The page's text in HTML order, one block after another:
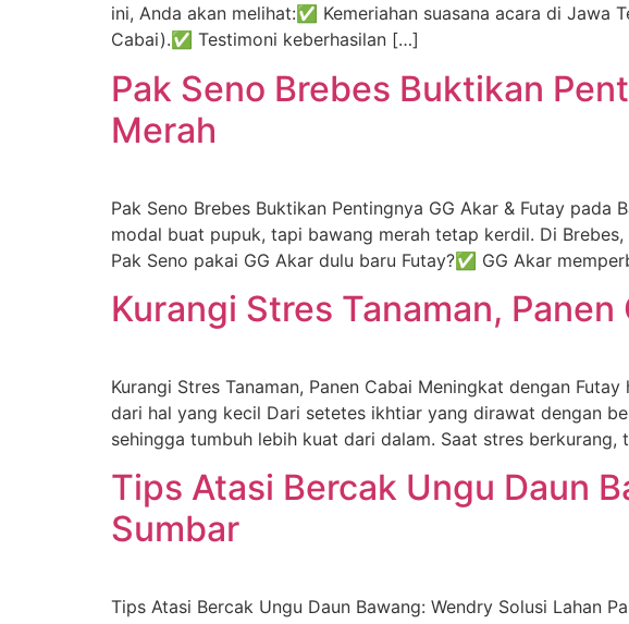
ini, Anda akan melihat:✅ Kemeriahan suasana acara di Jawa
Cabai).✅ Testimoni keberhasilan […]
Pak Seno Brebes Buktikan
Merah
Pak Seno Brebes Buktikan Pentingnya GG Akar & Futay
modal buat pupuk, tapi bawang merah tetap kerdil. Di
Pak Seno pakai GG Akar dulu baru Futay?✅ GG Akar
Kurangi Stres Tanaman,
Kurangi Stres Tanaman, Panen Cabai Meningkat dengan
dari hal yang kecil Dari setetes ikhtiar yang dirawat dengan
sehingga tumbuh lebih kuat dari dalam. Saat stres
Tips Atasi Bercak Ungu Daun
Sumbar
Tips Atasi Bercak Ungu Daun Bawang: Wendry Solusi Lahan